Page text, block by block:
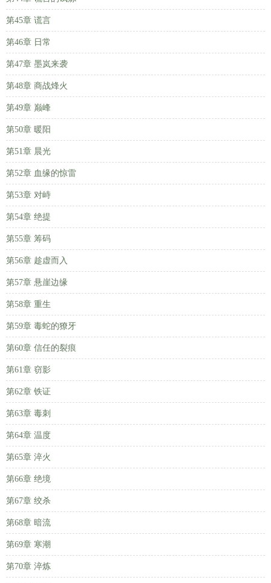
第45章 谎言
第46章 日常
第47章 墨岚来袭
第48章 商战烽火
第49章 巅峰
第50章 暖阳
第51章 晨光
第52章 血缘的惊雷
第53章 对峙
第54章 绝提
第55章 筹码
第56章 趁虚而入
第57章 悬崖边缘
第58章 重生
第59章 毒蛇的獠牙
第60章 信任的裂痕
第61章 窃影
第62章 铁证
第63章 毒刺
第64章 温度
第65章 淬火
第66章 绝境
第67章 绞杀
第68章 暗流
第69章 寒潮
第70章 淬炼